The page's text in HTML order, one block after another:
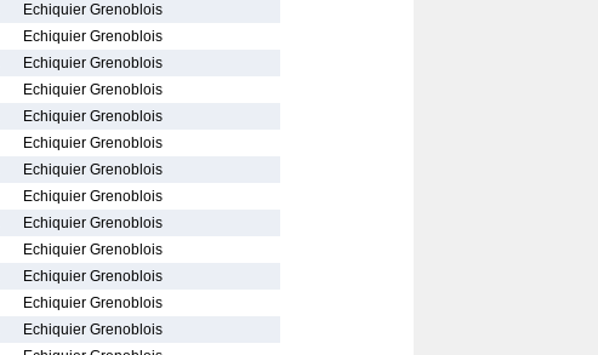
Echiquier Grenoblois
Echiquier Grenoblois
Echiquier Grenoblois
Echiquier Grenoblois
Echiquier Grenoblois
Echiquier Grenoblois
Echiquier Grenoblois
Echiquier Grenoblois
Echiquier Grenoblois
Echiquier Grenoblois
Echiquier Grenoblois
Echiquier Grenoblois
Echiquier Grenoblois